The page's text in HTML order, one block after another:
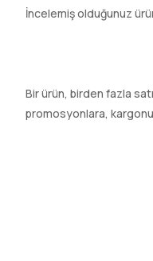
İncelemiş olduğunuz
Bir ürün, birden fazla
promosyonlara,